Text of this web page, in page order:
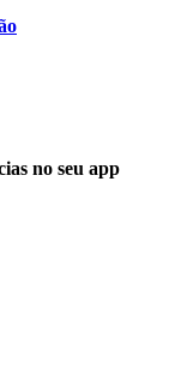
no seu app